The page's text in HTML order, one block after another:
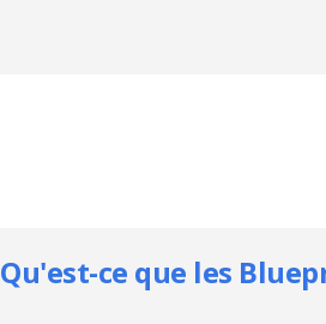
Qu'est-ce que les